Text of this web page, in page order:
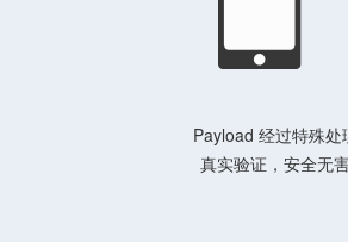
Payload 经过特殊处
真实验证，安全无